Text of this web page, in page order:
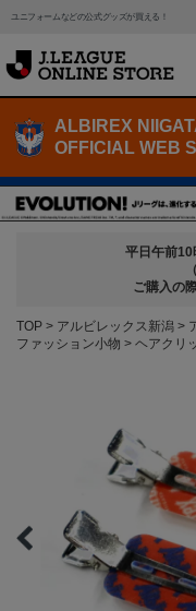
ユニフォームなどの公式グッズが買える！
ALBIREX
OFFICIAL WEB
平日午前10
ご購入の
TOP アルビレックス新潟
ファッション小物
ヘアクリ